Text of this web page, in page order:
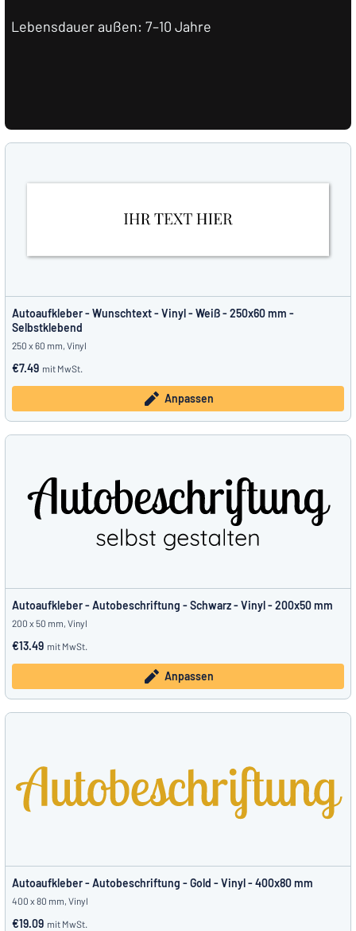
Lebensdauer außen: 7–10 Jahre
Autoaufkleber - Wunschtext - Vinyl - Weiß - 250x60 mm -
Selbstklebend
250 x 60 mm, Vinyl
€7.49 mit MwSt.
Anpassen
Autoaufkleber - Autobeschriftung - Schwarz - Vinyl - 200x50 mm
200 x 50 mm, Vinyl
€13.49 mit MwSt.
Anpassen
Autoaufkleber - Autobeschriftung - Gold - Vinyl - 400x80 mm
400 x 80 mm, Vinyl
€19.09 mit MwSt.